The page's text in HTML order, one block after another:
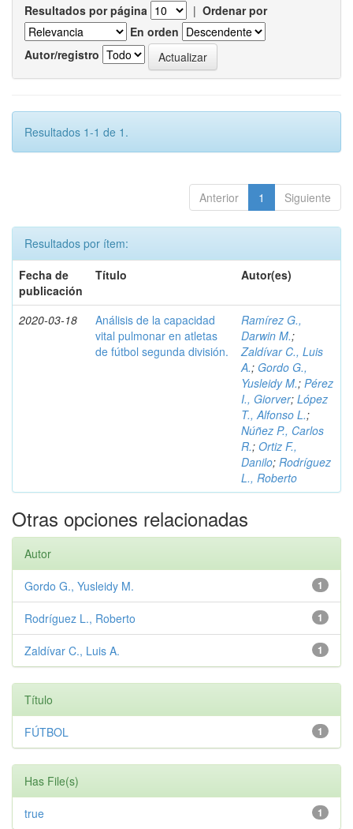
Resultados por página | Ordenar por
En orden
Autor/registro
Resultados 1-1 de 1.
Anterior 1 Siguiente
Resultados por ítem:
Fecha de
publicación
Título Autor(es)
2020-03-18
Análisis de la capacidad
vital pulmonar en atletas
de fútbol segunda división.
Ramírez G.,
Darwin M.;
Zaldívar C., Luis
A.; Gordo G.,
Yusleidy M.; Pérez
I., Giorver; López
T., Alfonso L.;
Núñez P., Carlos
R.; Ortiz F.,
Danilo; Rodríguez
L., Roberto
Otras opciones relacionadas
Autor
1
Gordo G., Yusleidy M.
1
Rodríguez L., Roberto
1
Zaldívar C., Luis A.
Título
1
FÚTBOL
Has File(s)
1
true